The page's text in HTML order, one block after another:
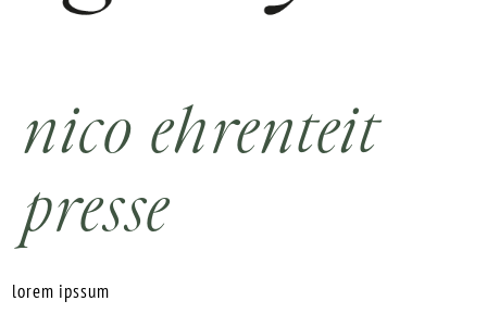
nico ehrenteit
presse
lorem ipssum